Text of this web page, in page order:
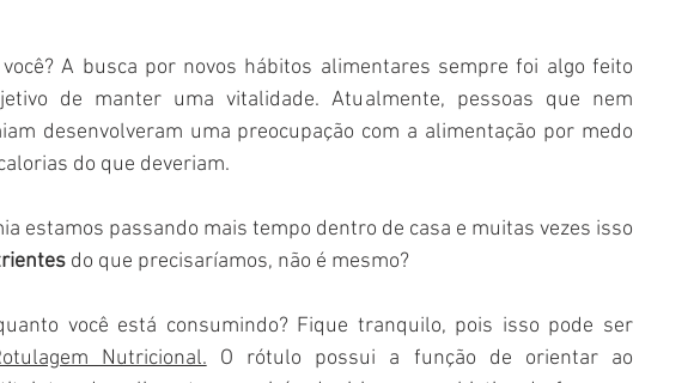
A busca por novos hábitos alimentares sempre foi algo feito
de manter uma vitalidade. Atualmente, pessoas que nem
desenvolveram uma preocupação com a alimentação por medo
do que deveriam.
estamos passando mais tempo dentro de casa e muitas vezes isso
do que precisaríamos, não é mesmo?
você está consumindo? Fique tranquilo, pois isso pode ser
Nutricional. O rótulo possui a função de orientar ao